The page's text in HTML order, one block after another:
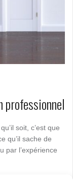
professionnel
soit, c’est que
qu’il sache de
par l’expérience